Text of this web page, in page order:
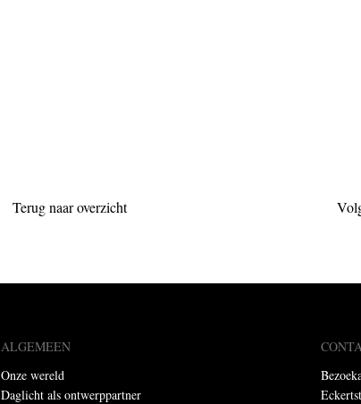
Terug naar overzicht
ALGEMEEN
Onze wereld
Daglicht als ontwerppartner